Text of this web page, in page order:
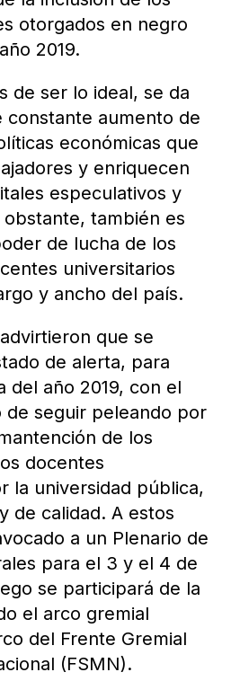
otorgados en negro
2019.
de ser lo ideal, se da
aumento de
económicas que
y enriquecen
especulativos y
también es
de lucha de los
universitarios
y ancho del país.
que se
de alerta, para
del año 2019, con el
seguir peleando por
de los
docentes
la universidad pública,
de calidad. A estos
a un Plenario de
para el 3 y el 4 de
se participará de la
el arco gremial
del Frente Gremial
(FSMN).